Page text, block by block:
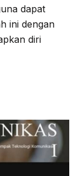
dapat
ini dengan
diri